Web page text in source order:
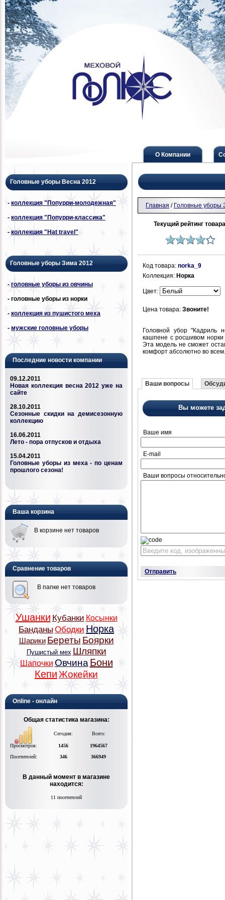
О Компании
Головные уборы Весна 2012
- коллекция "Попурри-молодежная"
- коллекция "Попурри-классика"
-коллекция "Hat travel"
Головные уборы Зима 2012
-головные уборы из овчины
- головные уборы из норки
- коллекция из пушистого меха
- мужские головные уборы
Последние новости компании
09.12.2011
Новая коллекция весна 2012 уже на
сайте
28.10.2011
Сезонные скидки на демисезонную
коллекцию
16.06.2011
Лето - пора отпусков и отдыха
15.04.2011
Головные уборы из меха - по ценам
прошлого сезона!
Ваша корзина
В корзине нет товаров
Сравнение товаров
В папке нет товаров
Ушанки Кубанки Косынки
БанданыОбодки Норка
Шарики Береты Боярки
Пушистый мех Шляпки
Шапочки Овчина Бони
Кепи Жокейки
Online - онлайн
Общая статистика магазина:
Сегодня: Всего:
Просмотров: 1456
1964567
Посетителей:
346 366949
В данный момент в магазине
находится:
11 посетителей
Главная / Головные уборы
Текущий рейтинг
Код товара: norka_9
Коллекция: Норка
Цвет:
Цена товара: Звоните!
Головной убор "Кадриль
кашпене с росшивом
Эта модель не сможет
комфорт абсолютно во всем.
Ваши вопросы
Вы можете
Ваше имя
E-mail
Ваши вопросы
Отправить